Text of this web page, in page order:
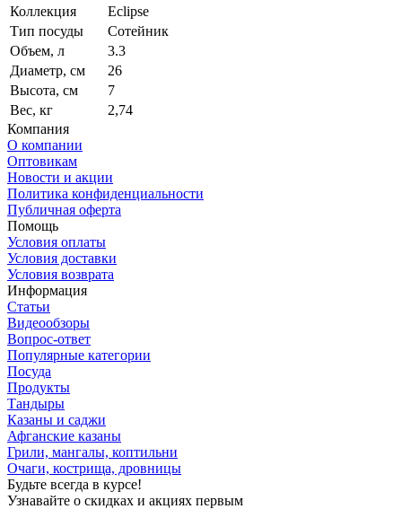
Коллекция
Eclipse
Тип посуды
Сотейник
Объем, л
3.3
Диаметр, см
26
Высота, см
7
Вес, кг
2,74
Компания
О компании
Оптовикам
Новости и акции
Политика конфиденциальности
Публичная оферта
Помощь
Условия оплаты
Условия доставки
Условия возврата
Информация
Статьи
Видеообзоры
Вопрос-ответ
Популярные категории
Посуда
Продукты
Тандыры
Казаны и саджи
Афганские казаны
Грили, мангалы, коптильни
Очаги, кострища, дровницы
Будьте всегда в курсе!
Узнавайте о скидках и акциях первым